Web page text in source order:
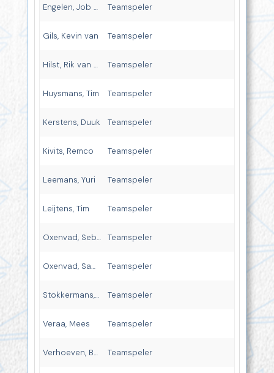
Engelen, Job van Teamspeler
Gils, Kevin van Teamspeler
Hilst, Rik van der Teamspeler
Huysmans, Tim Teamspeler
Kerstens, Duuk Teamspeler
Kivits, Remco Teamspeler
Leemans, Yuri Teamspeler
Leijtens, Tim Teamspeler
Oxenvad, Sebastian Teamspeler
Oxenvad, Samuel Teamspeler
Stokkermans, Rik Teamspeler
Veraa, Mees Teamspeler
Verhoeven, Bart Teamspeler